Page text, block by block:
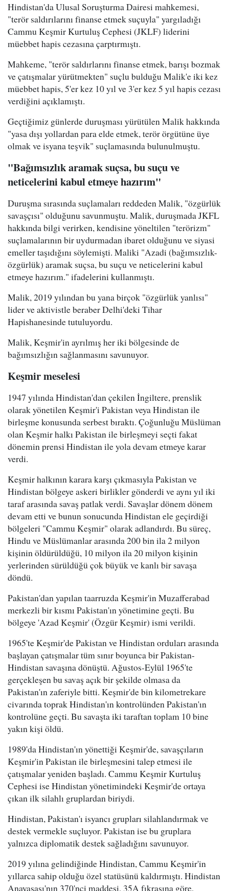
Hindistan'da Ulusal Soruşturma Dairesi mahkemesi,
"terör saldırılarını finanse etmek suçuyla" yargıladığı
Cammu Keşmir Kurtuluş Cephesi (JKLF) liderini
müebbet hapis cezasına çarptırmıştı.
Mahkeme, "terör saldırlarını finanse etmek, barışı bozmak
ve çatışmalar yürütmekten" suçlu bulduğu Malik'e iki kez
müebbet hapis, 5'er kez 10 yıl ve 3'er kez 5 yıl hapis cezası
verdiğini açıklamıştı.
Geçtiğimiz günlerde duruşması yürütülen Malik hakkında
"yasa dışı yollardan para elde etmek, terör örgütüne üye
olmak ve isyana teşvik" suçlamasında bulunulmuştu.
"Bağımsızlık aramak suçsa, bu suçu ve
neticelerini kabul etmeye hazırım"
Duruşma sırasında suçlamaları reddeden Malik, "özgürlük
savaşçısı" olduğunu savunmuştu. Malik, duruşmada JKFL
hakkında bilgi verirken, kendisine yöneltilen "terörizm"
suçlamalarının bir uydurmadan ibaret olduğunu ve siyasi
emeller taşıdığını söylemişti. Maliki "Azadi (bağımsızlık-
özgürlük) aramak suçsa, bu suçu ve neticelerini kabul
etmeye hazırım." ifadelerini kullanmıştı.
Malik, 2019 yılından bu yana birçok "özgürlük yanlısı"
lider ve aktivistle beraber Delhi'deki Tihar
Hapishanesinde tutuluyordu.
Malik, Keşmir'in ayrılmış her iki bölgesinde de
bağımsızlığın sağlanmasını savunuyor.
Keşmir meselesi
1947 yılında Hindistan'dan çekilen İngiltere, prenslik
olarak yönetilen Keşmir'i Pakistan veya Hindistan ile
birleşme konusunda serbest bıraktı. Çoğunluğu Müslüman
olan Keşmir halkı Pakistan ile birleşmeyi seçti fakat
dönemin prensi Hindistan ile yola devam etmeye karar
verdi.
Keşmir halkının karara karşı çıkmasıyla Pakistan ve
Hindistan bölgeye askeri birlikler gönderdi ve aynı yıl iki
taraf arasında savaş patlak verdi. Savaşlar dönem dönem
devam etti ve bunun sonucunda Hindistan ele geçirdiği
bölgeleri "Cammu Keşmir" olarak adlandırdı. Bu süreç,
Hindu ve Müslümanlar arasında 200 bin ila 2 milyon
kişinin öldürüldüğü, 10 milyon ila 20 milyon kişinin
yerlerinden sürüldüğü çok büyük ve kanlı bir savaşa
döndü.
Pakistan'dan yapılan taarruzda Keşmir'in Muzafferabad
merkezli bir kısmı Pakistan'ın yönetimine geçti. Bu
bölgeye 'Azad Keşmir' (Özgür Keşmir) ismi verildi.
1965'te Keşmir'de Pakistan ve Hindistan orduları arasında
başlayan çatışmalar tüm sınır boyunca bir Pakistan-
Hindistan savaşına dönüştü. Ağustos-Eylül 1965'te
gerçekleşen bu savaş açık bir şekilde olmasa da
Pakistan'ın zaferiyle bitti. Keşmir'de bin kilometrekare
civarında toprak Hindistan'ın kontrolünden Pakistan'ın
kontrolüne geçti. Bu savaşta iki taraftan toplam 10 bine
yakın kişi öldü.
1989'da Hindistan'ın yönettiği Keşmir'de, savaşçıların
Keşmir'in Pakistan ile birleşmesini talep etmesi ile
çatışmalar yeniden başladı. Cammu Keşmir Kurtuluş
Cephesi ise Hindistan yönetimindeki Keşmir'de ortaya
çıkan ilk silahlı gruplardan biriydi.
Hindistan, Pakistan'ı isyancı grupları silahlandırmak ve
destek vermekle suçluyor. Pakistan ise bu gruplara
yalnızca diplomatik destek sağladığını savunuyor.
2019 yılına gelindiğinde Hindistan, Cammu Keşmir'in
yıllarca sahip olduğu özel statüsünü kaldırmıştı. Hindistan
Anayasası'nın 370'nci maddesi, 35A fıkrasına göre,